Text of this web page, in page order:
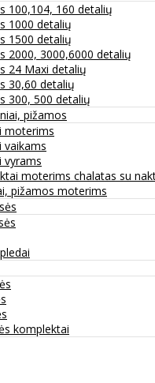
100,104, 160 detalių
1000 detalių
1500 detalių
2000, 3000,6000 detalių
24 Maxi detalių
30,60 detalių
300, 500 detalių
pižamos
moterims
vaikams
vyrams
moterims chalatas su
pižamos moterims
komplektai